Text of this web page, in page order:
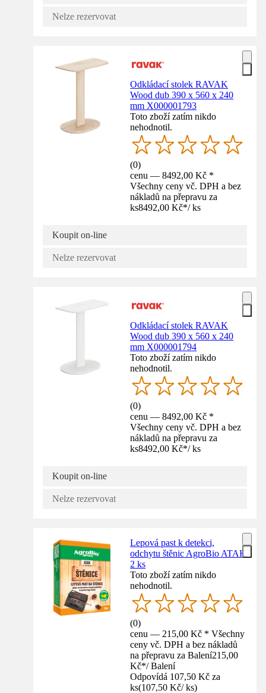
Nelze rezervovat
Odkládací stolek RAVAK
Wood dub 390 x 560 x 240
mm X000001793
Toto zboží zatím nikdo
nehodnotil.
(0)
cenu — 8492,00 Kč *
Všechny ceny vč. DPH a bez
nákladů na přepravu za
ks8492,00 Kč*/ ks
Koupit on-line
Nelze rezervovat
Odkládací stolek RAVAK
Wood dub 390 x 560 x 240
mm X000001794
Toto zboží zatím nikdo
nehodnotil.
(0)
cenu — 8492,00 Kč *
Všechny ceny vč. DPH a bez
nákladů na přepravu za
ks8492,00 Kč*/ ks
Koupit on-line
Nelze rezervovat
Lepová past k detekci,
odchytu štěnic AgroBio ATAK
2 ks
Toto zboží zatím nikdo
nehodnotil.
(0)
cenu — 215,00 Kč * Všechny
ceny vč. DPH a bez nákladů
na přepravu za Balení215,00
Kč*/ Balení
Odpovídá 107,50 Kč za
ks(107,50 Kč/ ks)